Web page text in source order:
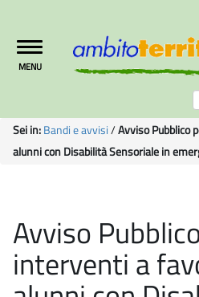
Toggle
navigation
MENU
Sei in:Bandi e avvisi/Avviso Pubblico
alunni con Disabilità Sensoriale in
Avviso
interventi a